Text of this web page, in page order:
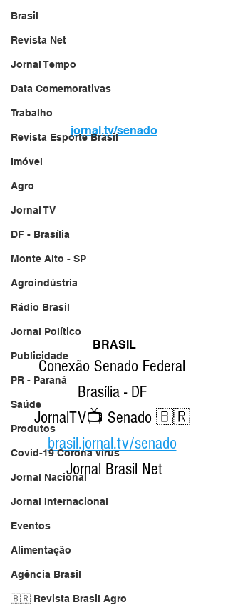
Brasil
Revista Net
Jornal Tempo
Data Comemorativas
Trabalho
Revista Esporte Brasil
Imóvel
Agro
Jornal TV
DF - Brasília
Monte Alto - SP
Agroindústria
Rádio Brasil
Jornal Político
Publicidade
PR - Paraná
Saúde
Produtos
Covid-19 Corona vírus
Jornal Nacional
Jornal Internacional
Eventos
Alimentação
Agência Brasil
🇧🇷 Revista Brasil Agro
jornal.tv/senado
BRASIL
Conexão Senado Federal
Brasília - DF
JornalTV📺 Senado 🇧🇷
brasil.jornal.tv/senado
Jornal Brasil Net